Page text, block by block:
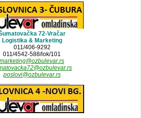
72-Vračar
Logistika & Marketing
011/406-9292
011/4542-588/lok/101
marketing@ozbulevar.rs
poslovi@ozbulevar.rs